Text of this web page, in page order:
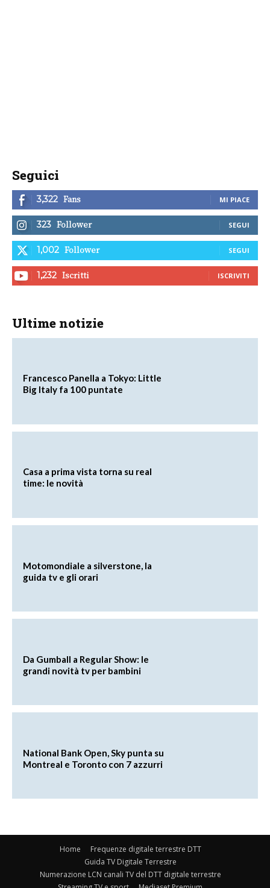
Seguici
3,322 Fans MI PIACE
323 Follower SEGUI
1,002 Follower SEGUI
1,232 Iscritti ISCRIVITI
Ultime notizie
Francesco Panella a Tokyo: Little
Big Italy fa 100 puntate
Casa a prima vista torna su real
time: le novità
Motomondiale a silverstone, la
guida tv e gli orari
Da Gumball a Regular Show: le
grandi novità tv per bambini
National Bank Open, Sky punta su
Montreal e Toronto con 7 azzurri
Home
Frequenze digitale terrestre DTT
Guida TV Digitale Terrestre
Numerazione LCN canali TV del DTT digitale terrestre